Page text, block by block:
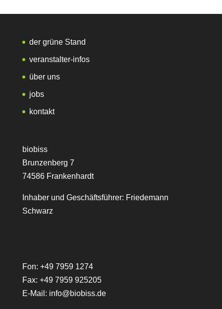
der grüne Stand
veranstalter-infos
über uns
jobs
kontakt
biobiss
Brunzenberg 7
74586 Frankenhardt
Inhaber und Geschäftsführer: Friedemann
Schwarz
Fon: +49 7959 1274
Fax: +49 7959 925205
E-Mail: info@biobiss.de